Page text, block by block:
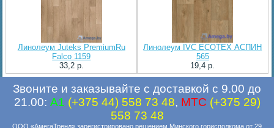
Линолеум Juteks PremiumRu
Falco 1159
33,2 p.
Линолеум IVC ECOTEX АСПИН
565
19,4 p.
Звоните и заказывайте с доставкой с 9.00 до
21.00: A1 (+375 44) 558 73 48, MTC (+375 29)
558 73 48
ООО «АмегаТренд» зарегистрировано решением Минского горисполкома от 29